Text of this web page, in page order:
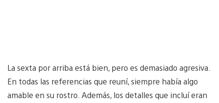
La sexta por arriba está bien, pero es demasiado agresiva.
En todas las referencias que reuní, siempre había algo
amable en su rostro. Además, los detalles que incluí eran